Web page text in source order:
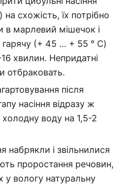
схожість, їх потрібно
в марлевий мішечок і
гарячу (+ 45 … + 55 ° C)
хвилин. Непридатні
отбраковать.
після
насіння відразу ж
холодну воду на 1,5-2
набрякли і звільнилися
проростання речовин,
у вологу натуральну